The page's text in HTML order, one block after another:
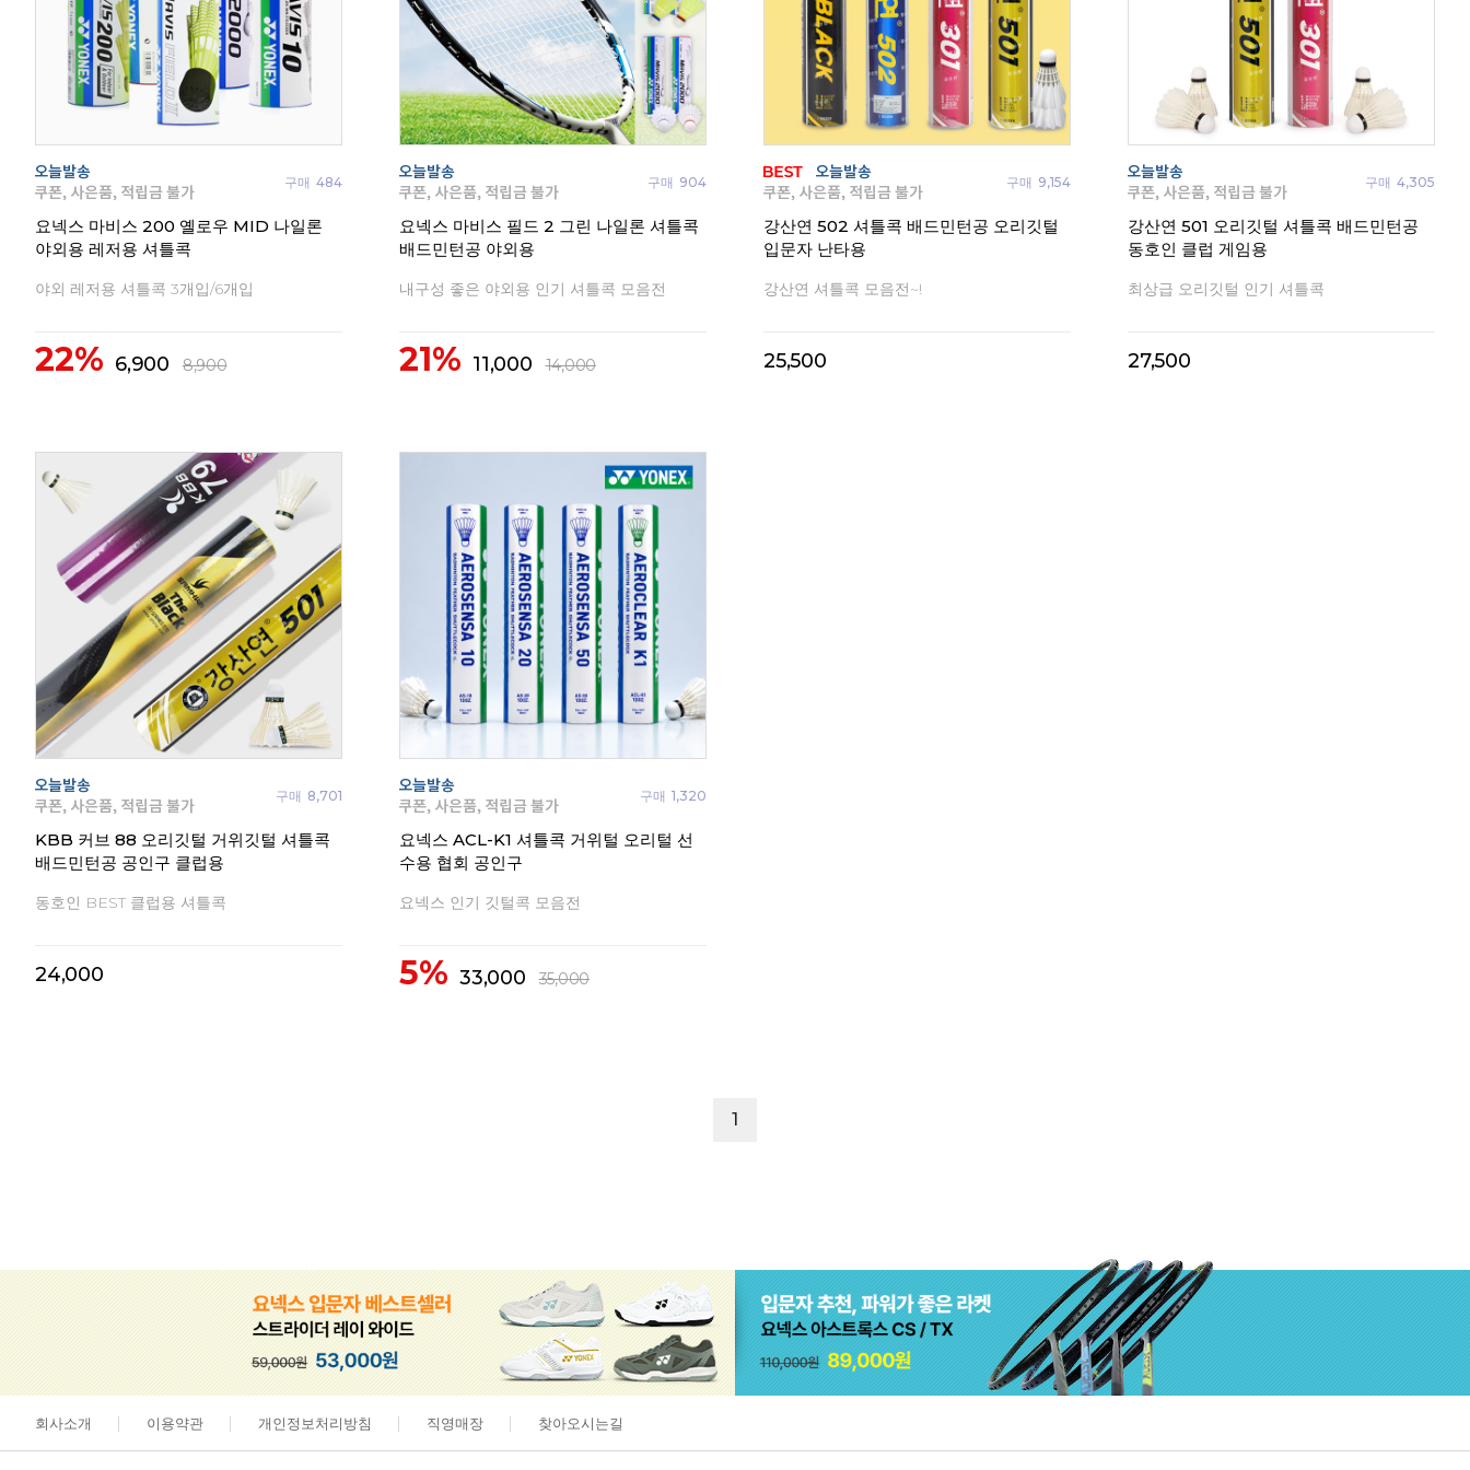
구매 484
요넥스 마비스 200 옐로우 MID 나일론
야외용 레저용 셔틀콕
야외 레저용 셔틀콕 3개입/6개입
22% 6,900 8,900
구매 904
요넥스 마비스 필드 2 그린 나일론 셔틀콕
배드민턴공 야외용
내구성 좋은 야외용 인기 셔틀콕 모음전
21% 11,000 14,000
구매 9,154
강산연 502 셔틀콕 배드민턴공 오리깃털
입문자 난타용
강산연 셔틀콕 모음전~!
25,500
구매 4,305
강산연 501 오리깃털 셔틀콕 배드민턴공
동호인 클럽 게임용
최상급 오리깃털 인기 셔틀콕
27,500
구매 8,701
KBB 커브 88 오리깃털 거위깃털 셔틀콕
배드민턴공 공인구 클럽용
동호인 BEST 클럽용 셔틀콕
24,000
구매 1,320
요넥스 ACL-K1 셔틀콕 거위털 오리털 선
수용 협회 공인구
요넥스 인기 깃털콕 모음전
5% 33,000 35,000
1
회사소개 이용약관 개인정보처리방침 직영매장 찾아오시는길